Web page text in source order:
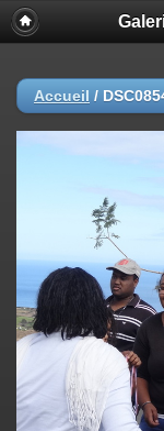
Accueil /